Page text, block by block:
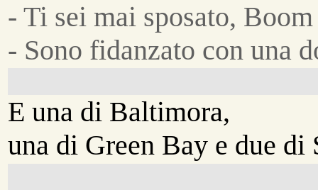
- Ti sei mai sposato,
- Sono fidanzato con una
E una di Baltimora,
una di Green Bay e due di